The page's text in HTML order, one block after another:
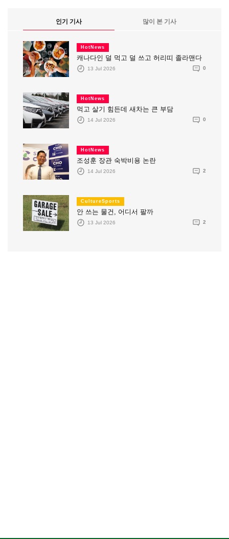
인기 기사 많이 본 기사
HotNews
캐나다인 덜 먹고 덜 쓰고 허리띠 졸라맨다
13 Jul 2026 0
HotNews
먹고 살기 힘든데 새차는 큰 부담
14 Jul 2026 0
HotNews
조성훈 장관 숙박비용 논란
14 Jul 2026 2
CultureSports
안 쓰는 물건, 어디서 팔까
13 Jul 2026 2